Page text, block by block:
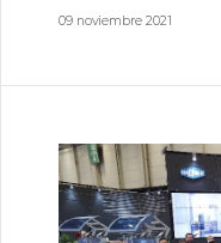
09 noviembre 2021